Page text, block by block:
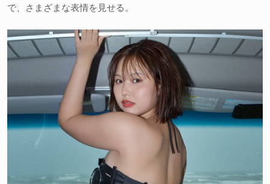
で、さまざまな表情を見せる。